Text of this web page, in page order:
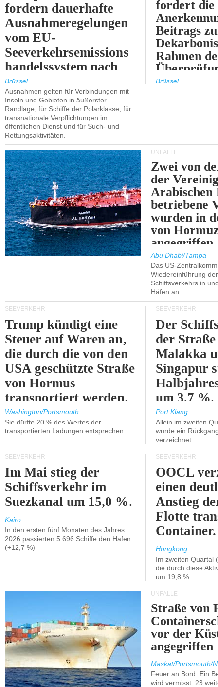
fordern dauerhafte
Ausnahmeregelungen
vom EU-
Seeverkehrsemissions
handelssystem nach
2030.
Brüssel
Ausnahmen gelten für Verbindungen mit
Inseln und Gebieten in äußerster
Randlage, für Schiffe der Polarklasse, für
transnationale Verpflichtungen im
öffentlichen Dienst und für Such- und
Rettungsaktivitäten.
fordert die
Beitrags
Rahmen
ETS.
Brüssel
UNFÄLLE
Zwei von
der
Arabischen
betriebene
wurden in
von
angegriffen.
Abu Dhabi/Tampa
Das US-
Wiedereinführung
Schiffsverkehrs in
Häfen an.
SEEVERKEHR
Trump kündigt eine
Steuer auf Waren an,
die durch die von den
USA geschützte Straße
von Hormus
transportiert werden.
Washington/Portsmouth
Sie dürfte 20 % des Wertes der
transportierten Ladungen entsprechen.
SEEVERKEHR
Der
der
Malakka
Singapur
um 3,7 %.
Port Klang
Allein im zweiten
wurde ein
verzeichnet.
SEEVERKEHR
Im Mai stieg der
Schiffsverkehr im
Suezkanal um 15,0 %.
Kairo
In den ersten fünf Monaten des Jahres
2026 passierten 5.696 Schiffe den Hafen
(+12,7 %).
SEEVERKEHR
OOCL
einen
Anstieg
Flotte
Container.
Hongkong
Im zweiten Quartal
die durch diese
um 19,8 %.
UNFÄLLE
Straße von
vor der
angegriffen
Maskat/Portsmouth/
Feuer an Bord. Ein
wird vermisst. 23